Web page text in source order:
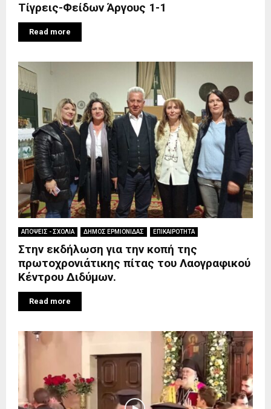
Τίγρεις-Φείδων Άργους 1-1
Read more
ΑΠΟΨΕΙΣ - ΣΧΟΛΙΑ ΔΗΜΟΣ ΕΡΜΙΟΝΙΔΑΣ ΕΠΙΚΑΙΡΟΤΗΤΑ
Στην εκδήλωση για την κοπή της
πρωτοχρονιάτικης πίτας του Λαογραφικού
Κέντρου Διδύμων.
Read more